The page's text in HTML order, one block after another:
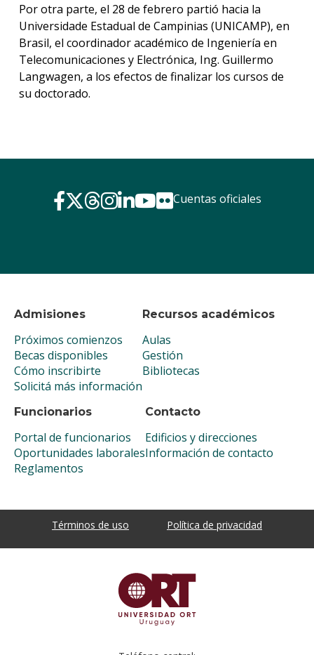
Por otra parte, el 28 de febrero partió hacia la
Universidade Estadual de Campinias (UNICAMP), en
Brasil, el coordinador académico de Ingeniería en
Telecomunicaciones y Electrónica, Ing. Guillermo
Langwagen, a los efectos de finalizar los cursos de
su doctorado.
Admisiones
Próximos comienzos
Becas disponibles
Cómo inscribirte
Solicitá más información
Recursos académicos
Aulas
Gestión
Bibliotecas
Funcionarios
Portal de funcionarios
Oportunidades laborales
Reglamentos
Contacto
Edificios y direcciones
Información de contacto
Cuentas oficiales
Términos de uso Política de privacidad